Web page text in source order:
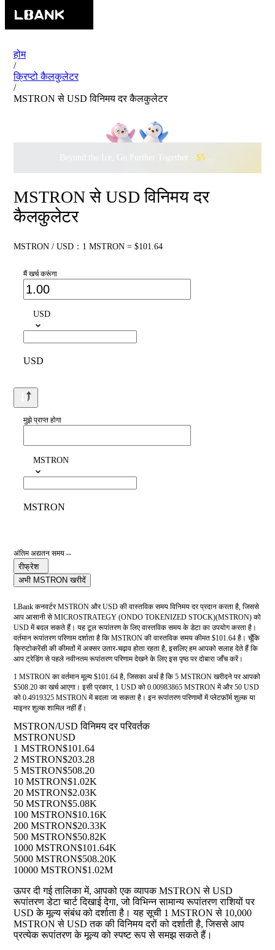
होम
/
क्रिप्टो कैलकुलेटर
/
MSTRON से USD विनिमय दर कैलकुलेटर
Beyond the Ice, Go Further Together · $500,000
MSTRON से USD विनिमय दर
कैलकुलेटर
MSTRON / USD：1 MSTRON = $101.64
मैं खर्च करूंगा
USD
USD
मुझे प्राप्त होगा
MSTRON
MSTRON
अंतिम अद्यतन समय --
रीफ्रेश
अभी MSTRON खरीदें
LBank कनवर्टर MSTRON और USD की वास्तविक समय विनिमय दर प्रदान करता है, जिससे
आप आसानी से MICROSTRATEGY (ONDO TOKENIZED STOCK)(MSTRON) को
USD में बदल सकते हैं। यह टूल रूपांतरण के लिए वास्तविक समय के डेटा का उपयोग करता है।
वर्तमान रूपांतरण परिणाम दर्शाता है कि MSTRON की वास्तविक समय कीमत $101.64 है। चूँकि
क्रिप्टोकरेंसी की कीमतों में अक्सर उतार-चढ़ाव होता रहता है, इसलिए हम आपको सलाह देते हैं कि
आप ट्रेडिंग से पहले नवीनतम रूपांतरण परिणाम देखने के लिए इस पृष्ठ पर दोबारा जाँच करें।
1 MSTRON का वर्तमान मूल्य $101.64 है, जिसका अर्थ है कि 5 MSTRON खरीदने पर आपको
$508.20 का खर्च आएगा। इसी प्रकार, 1 USD को 0.00983865 MSTRON में और 50 USD
को 0.4919325 MSTRON में बदला जा सकता है। इन रूपांतरण परिणामों में प्लेटफ़ॉर्म शुल्क या
माइनर शुल्क शामिल नहीं हैं।
MSTRON/USD विनिमय दर परिवर्तक
MSTRONUSD
1 MSTRON$101.64
2 MSTRON$203.28
5 MSTRON$508.20
10 MSTRON$1.02K
20 MSTRON$2.03K
50 MSTRON$5.08K
100 MSTRON$10.16K
200 MSTRON$20.33K
500 MSTRON$50.82K
1000 MSTRON$101.64K
5000 MSTRON$508.20K
10000 MSTRON$1.02M
ऊपर दी गई तालिका में, आपको एक व्यापक MSTRON से USD
रूपांतरण डेटा चार्ट दिखाई देगा, जो विभिन्न सामान्य रूपांतरण राशियों पर
USD के मूल्य संबंध को दर्शाता है। यह सूची 1 MSTRON से 10,000
MSTRON से USD तक की विनिमय दरों को दर्शाती है, जिससे आप
प्रत्येक रूपांतरण के मूल्य को स्पष्ट रूप से समझ सकते हैं।